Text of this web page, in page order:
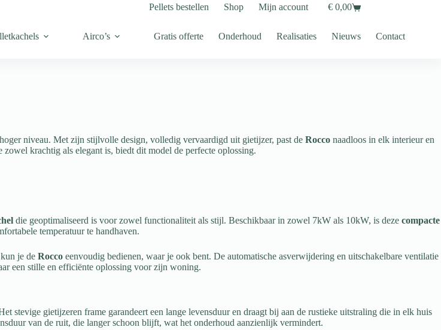
Pellets bestellen Shop Mijn account
Shopping
€0,00
Airco’s Gratis offerte Onderhoud Realisaties Nieuws Contact
niveau. Met zijn stijlvolle design, volledig vervaardigd uit gietijzer, past de Rocco naadloos in elk interieur en
zowel krachtig als elegant is, biedt dit model de perfecte oplossing.
die geoptimaliseerd is voor zowel functionaliteit als stijl. Beschikbaar in zowel 7kW als 10kW, is deze compacte
temperatuur te handhaven.
je de Rocco eenvoudig bedienen, waar je ook bent. De automatische asverwijdering en uitschakelbare ventilatie
een stille en efficiënte oplossing voor zijn woning.
stevige gietijzeren frame garandeert een lange levensduur en draagt bij aan de rustieke uitstraling die in elk huis
van de ruit, die langer schoon blijft, wat het onderhoud aanzienlijk vermindert.